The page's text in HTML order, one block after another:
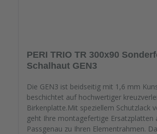
PERI TRIO TR 300x90
Schalhaut GEN3
Die GEN3 ist beidseitig mit 1,6 mm
beschichtet auf hochwertiger
Birkenplatte.Mit speziellem Schutzlack
geht Ihre montagefertige Ersatzplatten
Passgenau zu Ihren Elementrahmen.